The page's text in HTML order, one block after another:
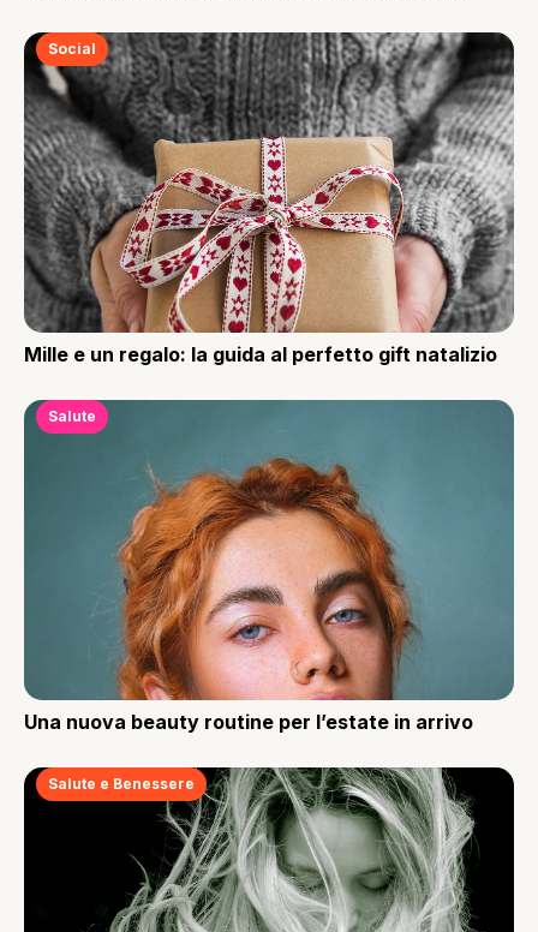
Social
Mille e un regalo: la guida al perfetto gift natalizio
Salute
Una nuova beauty routine per l’estate in arrivo
Salute e Benessere